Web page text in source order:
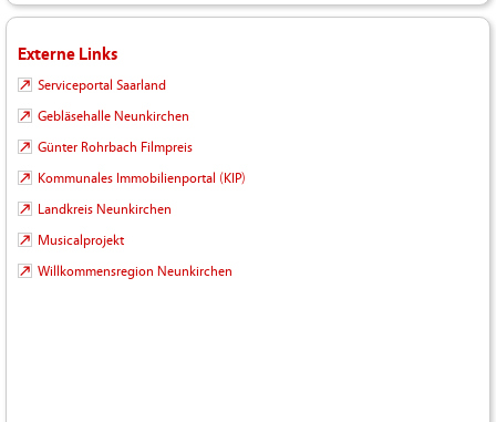
Externe Links
Serviceportal Saarland
Gebläsehalle Neunkirchen
Günter Rohrbach Filmpreis
Kommunales Immobilienportal (KIP)
Landkreis Neunkirchen
Musicalprojekt
Willkommensregion Neunkirchen